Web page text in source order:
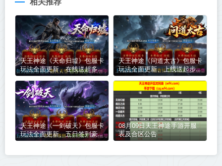
相关推荐
天王神途《天命归墟》包服卡
玩法全面更新、在线送超多福
利、散人天堂、超多特效、超
高爆率（剑魂洗练特色玩法邀
你来战）
天王神途《问道太古》包服卡
玩法全面更新、上线送起步路
费、一切靠打、超多玩法、草
根消费（成长神器特色玩法邀
你来战）
天王神途《一剑破天》包服卡
玩法全面更新、五日签到豪
礼、在线领福利、会员免费
08月09日天王神途手游开服
表及合区公告